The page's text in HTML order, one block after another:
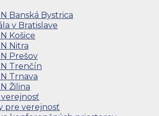
Banská Bystrica
v Bratislave
Košice
Nitra
Prešov
Trenčín
Trnava
Žilina
pre verejnosť